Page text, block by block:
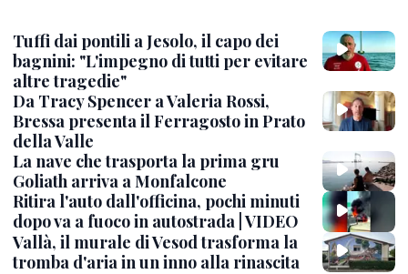
Tuffi dai pontili a Jesolo, il capo dei
bagnini: "L'impegno di tutti per evitare
altre tragedie"
Da Tracy Spencer a Valeria Rossi,
Bressa presenta il Ferragosto in Prato
della Valle
La nave che trasporta la prima gru
Goliath arriva a Monfalcone
Ritira l'auto dall'officina, pochi minuti
dopo va a fuoco in autostrada | VIDEO
Vallà, il murale di Vesod trasforma la
tromba d'aria in un inno alla rinascita